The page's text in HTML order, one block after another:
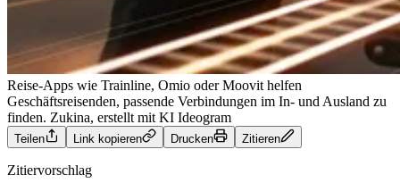
Reise-Apps wie Trainline, Omio oder Moovit helfen
Geschäftsreisenden, passende Verbindungen im In- und Ausland zu
finden. Zukina, erstellt mit KI Ideogram
Teilen Link kopieren Drucken Zitieren
Zitiervorschlag